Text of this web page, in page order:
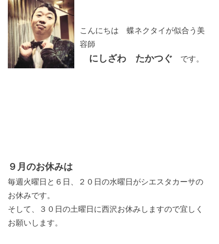
こんにちは 蝶ネクタイが似合う美
容師
にしざわ たかつぐ です。
９月のお休みは
毎週火曜日と６日、２０日の水曜日がシエスタカーサの
お休みです。
そして、３０日の土曜日に西沢お休みしますので宜しく
お願いします。